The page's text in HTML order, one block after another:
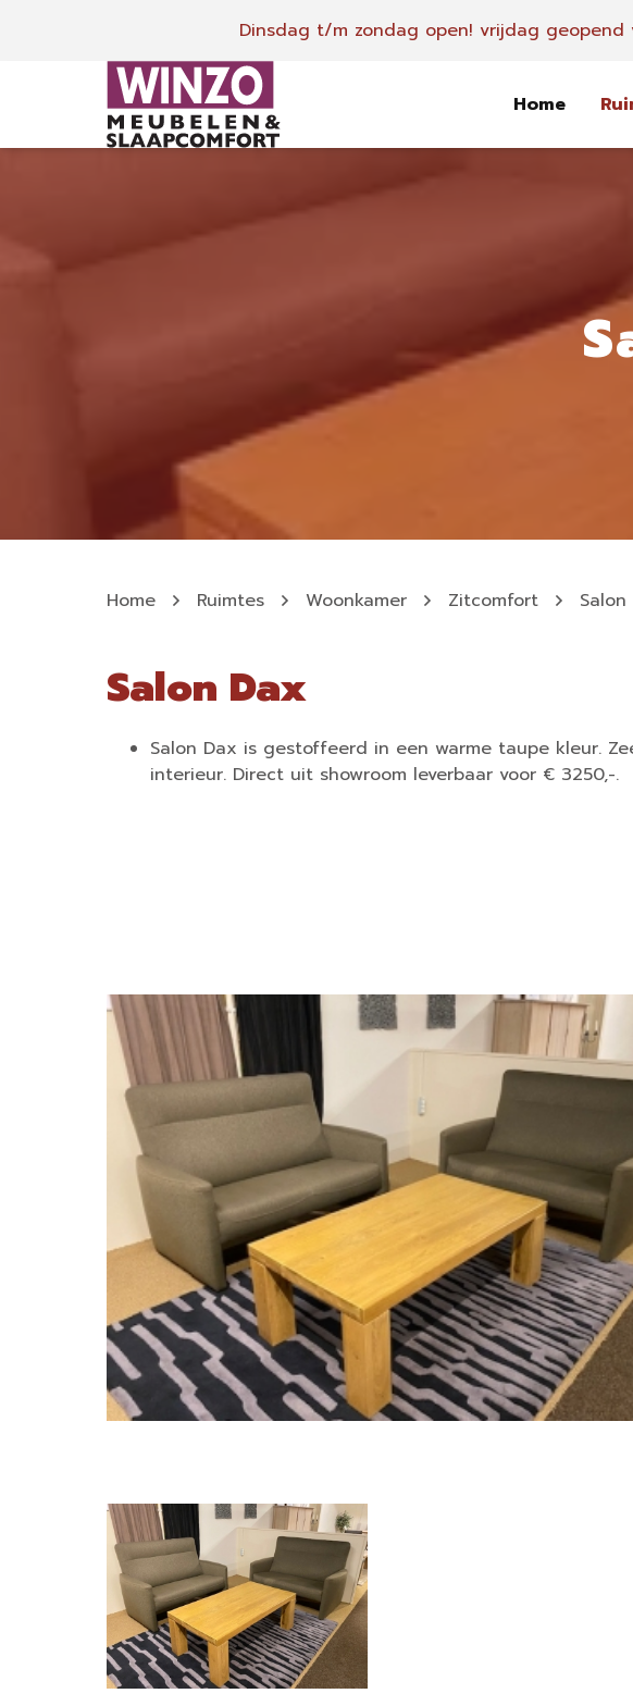
Dinsdag t/m zondag open! vrijdag geopend
Home
Home Ruimtes Woonkamer Zitcomfort Salon
Salon Dax
Salon Dax is gestoffeerd in een warme taupe kleur.
interieur. Direct uit showroom leverbaar voor € 3250,-.